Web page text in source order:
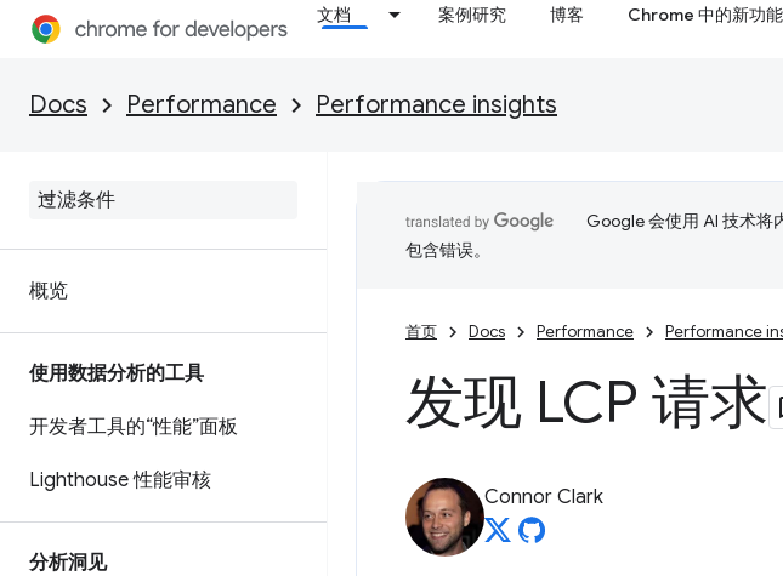
文档 案例研究 博客 Chrome 中的新功能
Docs Performance Performance insights
概览
使用数据分析的工具
开发者工具的“性能”面板
Lighthouse 性能审核
分析洞见
Google 会使用 AI 技术将
包含错误。
首页 Docs Performance Performance
发现 LCP 请求
Connor Clark